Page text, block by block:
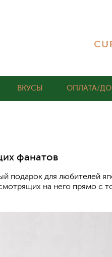
ВКУСЫ ОПЛАТА/
фанатов
подарок для любителей
на него прямо с